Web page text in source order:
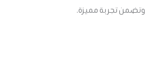
وتضمن تجربة مميزة.